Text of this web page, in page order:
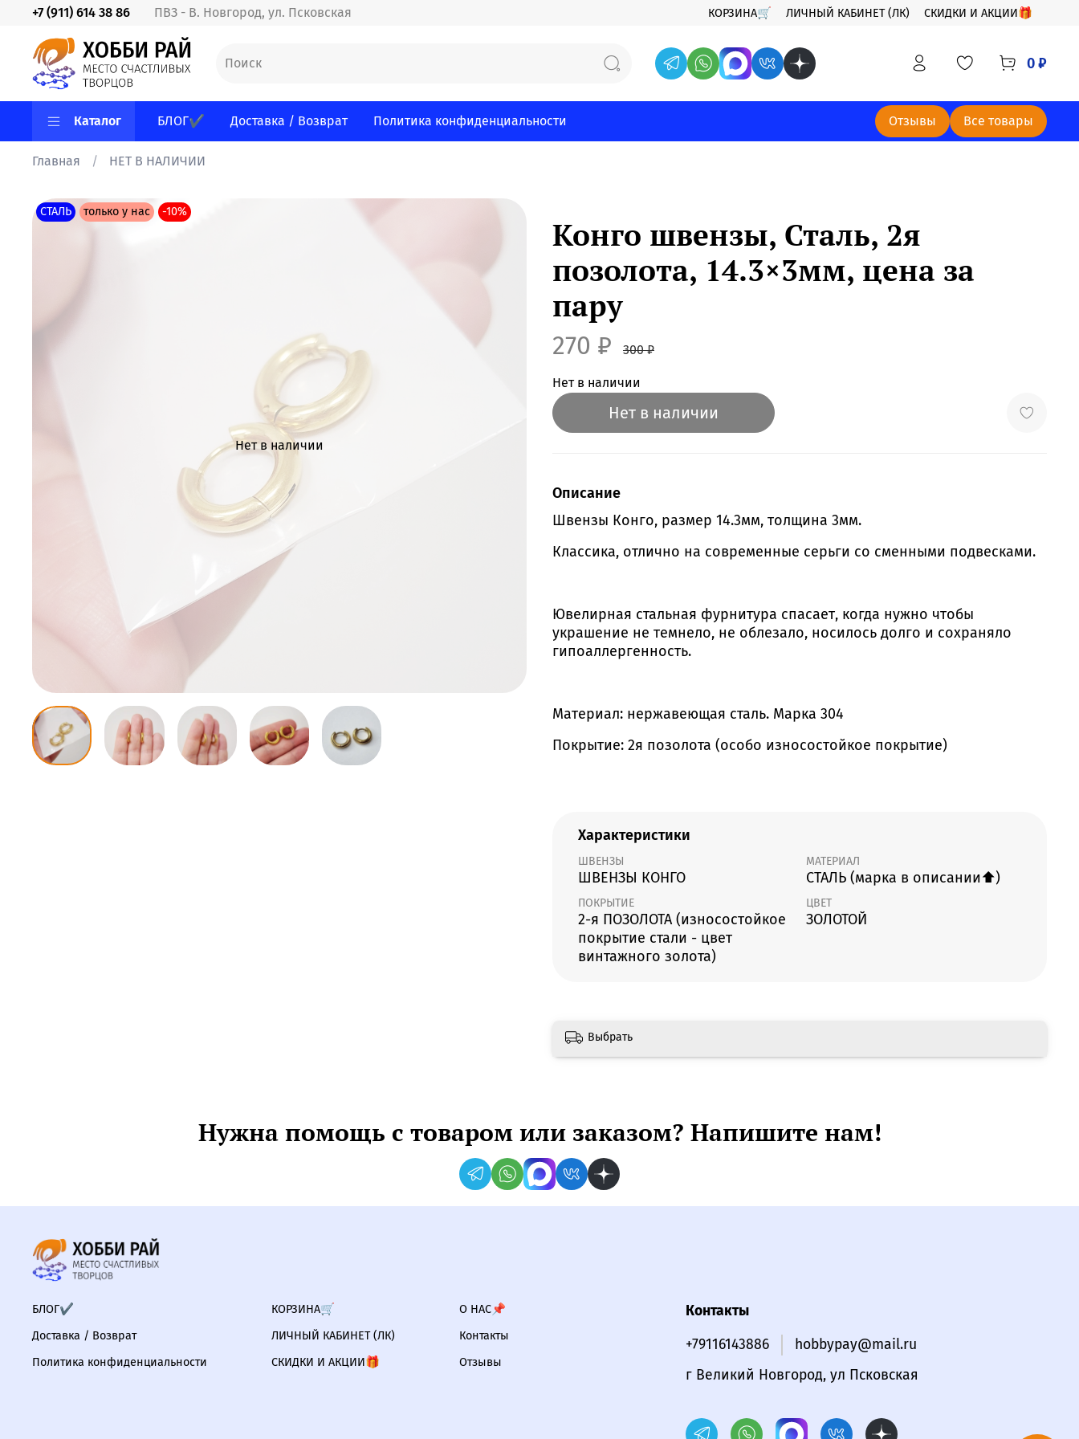
КОРЗИНА🛒 ЛИЧНЫЙ КАБИНЕТ (ЛК) СКИДКИ И АКЦИИ🎁
ПВЗ - В. Новгород, ул. Псковская
+7 (911) 614 38 86
0 ₽
Каталог БЛОГ✔ Доставка / Возврат Политика конфиденциальности Отзывы Все товары
Главная НЕТ В НАЛИЧИИ
Нет в наличии
СТАЛЬ только у нас -10%
Конго швензы, Сталь, 2я
позолота, 14.3×3мм, цена за
пару
270 ₽ 300 ₽
Нет в наличии
Нет в наличии
Описание
Швензы Конго, размер 14.3мм, толщина 3мм.
Классика, отлично на современные серьги со сменными подвесками.
Ювелирная стальная фурнитура спасает, когда нужно чтобы
украшение не темнело, не облезало, носилось долго и сохраняло
гипоаллергенность.
Материал: нержавеющая сталь. Марка 304
Покрытие: 2я позолота (особо износостойкое покрытие)
Характеристики
ШВЕНЗЫ
ШВЕНЗЫ КОНГО
МАТЕРИАЛ
СТАЛЬ (марка в описании⬆️)
ПОКРЫТИЕ
2-я ПОЗОЛОТА (износостойкое
покрытие стали - цвет
винтажного золота)
ЦВЕТ
ЗОЛОТОЙ
Выбрать
Нужна помощь с товаром или заказом? Напишите нам!
БЛОГ✔
Доставка / Возврат
Политика конфиденциальности
КОРЗИНА🛒
ЛИЧНЫЙ КАБИНЕТ (ЛК)
СКИДКИ И АКЦИИ🎁
О НАС📌
Контакты
Отзывы
Контакты
+79116143886
hobbypay@mail.ru
г Великий Новгород, ул Псковская